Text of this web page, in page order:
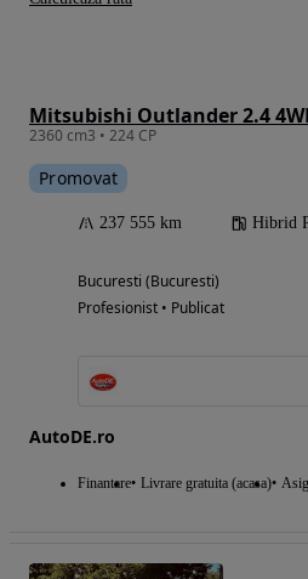
Mitsubishi Outlander 2.4
2360 cm3 • 224 CP
Promovat
237 555 km Hibrid
Bucuresti (Bucuresti)
Profesionist • Publicat
AutoDE.ro
Finantare Livrare gratuita (acasa)